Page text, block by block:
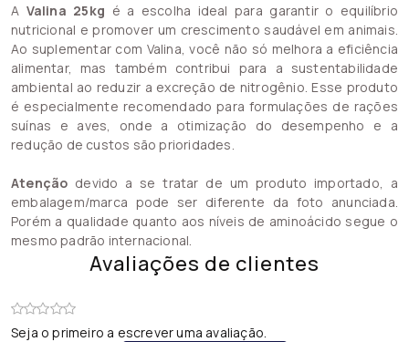
A Valina 25kg é a escolha ideal para garantir o equilíbrio
nutricional e promover um crescimento saudável em animais.
Ao suplementar com Valina, você não só melhora a eficiência
alimentar, mas também contribui para a sustentabilidade
ambiental ao reduzir a excreção de nitrogênio. Esse produto
é especialmente recomendado para formulações de rações
suínas e aves, onde a otimização do desempenho e a
redução de custos são prioridades.
Atenção devido a se tratar de um produto importado, a
embalagem/marca pode ser diferente da foto anunciada.
Porém a qualidade quanto aos níveis de aminoácido segue o
mesmo padrão internacional.
Avaliações de clientes
Seja o primeiro a escrever uma avaliação.